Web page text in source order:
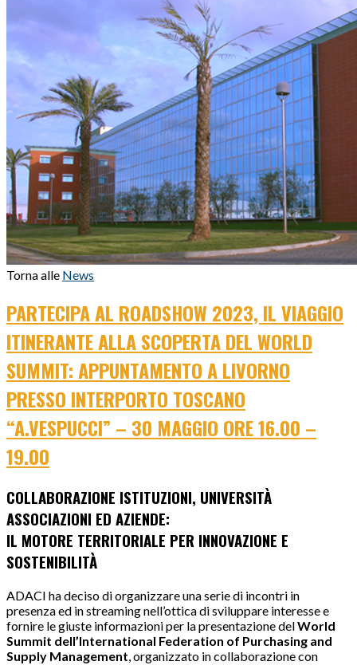
Torna alle News
PARTECIPA AL ROADSHOW 2023, IL VIAGGIO
ITINERANTE ALLA SCOPERTA DEL WORLD
SUMMIT: APPUNTAMENTO A LIVORNO
PRESSO INTERPORTO TOSCANO
“A.VESPUCCI” – 30 MAGGIO ORE 16.00 –
19.00
COLLABORAZIONE ISTITUZIONI, UNIVERSITÀ
ASSOCIAZIONI ED AZIENDE:
IL MOTORE TERRITORIALE PER INNOVAZIONE E
SOSTENIBILITÀ
ADACI ha deciso di organizzare una serie di incontri in
presenza ed in streaming nell’ottica di sviluppare interesse e
fornire le giuste informazioni per la presentazione delWorld
Summit dell’International Federation of Purchasing and
Supply Management, organizzato in collaborazione con